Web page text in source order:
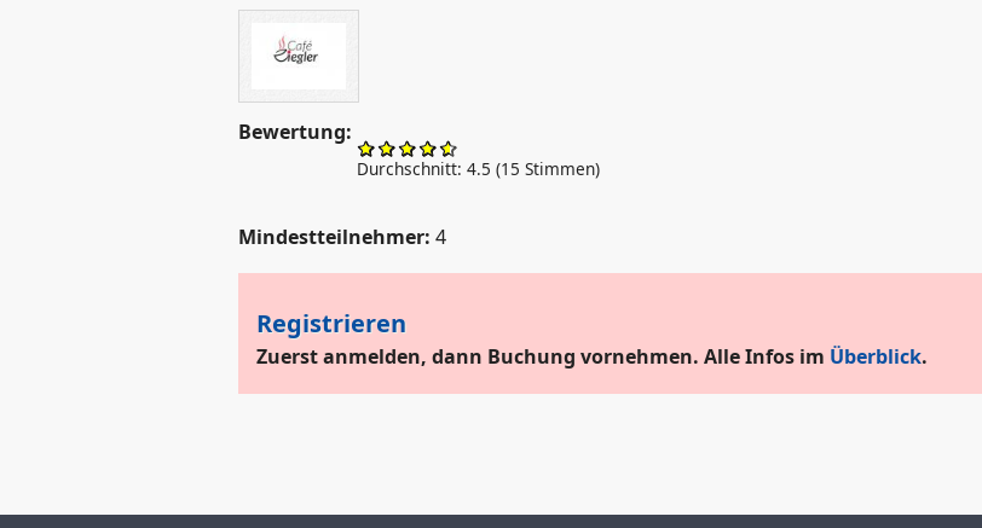
Bewertung:
Durchschnitt: 4.5 (15 Stimmen)
Mindestteilnehmer: 4
Registrieren
Zuerst anmelden, dann Buchung vornehmen. Alle Infos im Überblick.